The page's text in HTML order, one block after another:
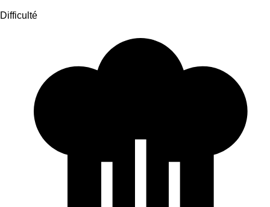
Difficulté